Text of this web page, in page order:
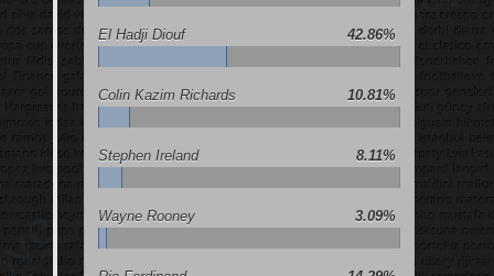
El Hadji Diouf 42.86%
Colin Kazim Richards 10.81%
Stephen Ireland 8.11%
Wayne Rooney 3.09%